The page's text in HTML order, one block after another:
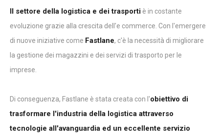
Il settore della logistica e dei trasporti è in costante
evoluzione grazie alla crescita dell'e commerce. Con l'emergere
di nuove iniziative come Fastlane, c'è la necessità di migliorare
la gestione dei magazzini e dei servizi di trasporto per le
imprese.
Di conseguenza, Fastlane è stata creata con l'obiettivo di
trasformare l'industria della logistica attraverso
tecnologie all'avanguardia ed un eccellente servizio